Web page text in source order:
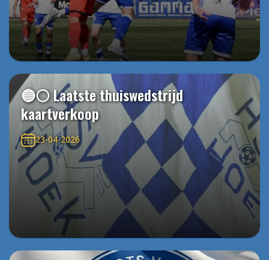
🔵⚪️ Laatste thuiswedstrijd
kaartverkoop
23-04-2026